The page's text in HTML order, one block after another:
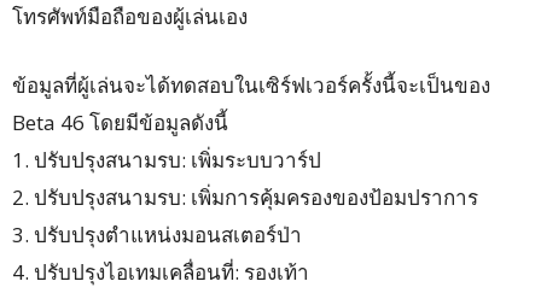
โทรศัพท์มือถือของผู้เล่นเอง
ข้อมูลที่ผู้เล่นจะได้ทดสอบในเซิร์ฟเวอร์ครั้งนี้จะเป็นของ
Beta 46 โดยมีข้อมูลดังนี้
1. ปรับปรุงสนามรบ: เพิ่มระบบวาร์ป
2. ปรับปรุงสนามรบ: เพิ่มการคุ้มครองของป้อมปราการ
3. ปรับปรุงตำแหน่งมอนสเตอร์ป่า
4. ปรับปรุงไอเทมเคลื่อนที่: รองเท้า